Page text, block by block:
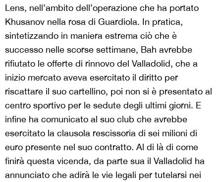
Lens, nell’ambito dell’operazione che ha portato
Khusanov nella rosa di Guardiola. In pratica,
sintetizzando in maniera estrema ciò che è
successo nelle scorse settimane, Bah avrebbe
rifiutato le offerte di rinnovo del Valladolid, che a
inizio mercato aveva esercitato il diritto per
riscattare il suo cartellino, poi non si è presentato al
centro sportivo per le sedute degli ultimi giorni. E
infine ha comunicato al suo club che avrebbe
esercitato la clausola rescissoria di sei milioni di
euro presente nel suo contratto. Al di là di come
finirà questa vicenda, da parte sua il Valladolid ha
annunciato che adirà le vie legali per tutelarsi nei